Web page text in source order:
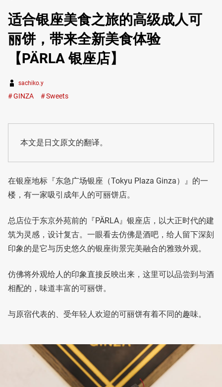
适合银座美食之旅的高级成人可
丽饼，带来全新美食体验
【PÄRLA 银座店】
sachiko.y
GINZA Sweets
本文是日文原文的翻译。
在银座地标『东急广场银座（Tokyu Plaza Ginza）』的一
楼，有一家吸引成年人的可丽饼店。
总店位于东京外苑前的『PÄRLA』银座店，以大正时代的建
筑为灵感，设计复古。一眼看去仿佛是酒吧，给人留下深刻
印象的是它与历史悠久的银座街景完美融合的雅致外观。
仿佛将外观给人的印象直接反映出来，这里可以品尝到与酒
相配的，味道丰富的可丽饼。
与原宿代表的、受年轻人欢迎的可丽饼有着不同的趣味。